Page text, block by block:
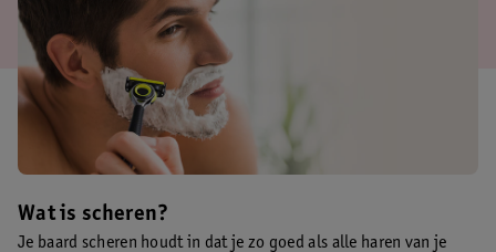
Wat is scheren?
Je baard scheren houdt in dat je zo goed als alle haren van je